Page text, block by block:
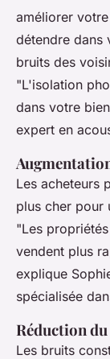
améliorer
détendre dans
bruits des
"L'isolation
dans votre
expert en
Les acheteurs
plus cher pour
"Les
vendent plus
explique
spécialisée
Réduction
Les bruits